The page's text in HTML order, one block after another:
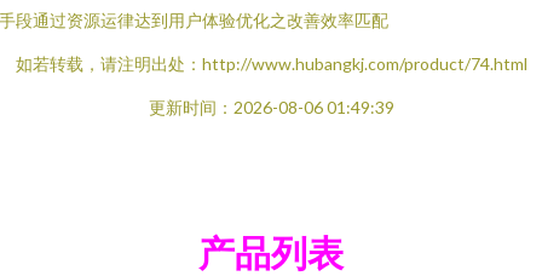
段通过资源运律达到用户体验优化之改善效率匹配
如若转载，请注明出处：http://www.hubangkj.com/product/74.html
更新时间：2026-08-06 01:49:39
产品列表